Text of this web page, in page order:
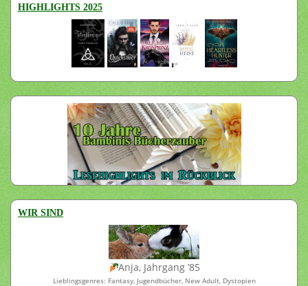
HIGHLIGHTS 2025
WIR SIND
Anja, Jahrgang ’85
Lieblingsgenres: Fantasy, Jugendbücher, New Adult, Dystopien